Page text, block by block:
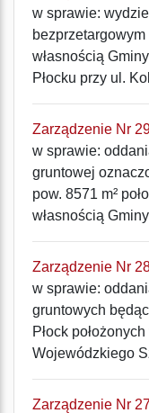
w sprawie:
własnością
Płocku przy ul.
Zarządzenie Nr
w sprawie:
gruntowej
pow. 8571 m²
własnością
Zarządzenie Nr
w sprawie:
gruntowych
Płock
Wojewódzkiego
Zarządzenie Nr